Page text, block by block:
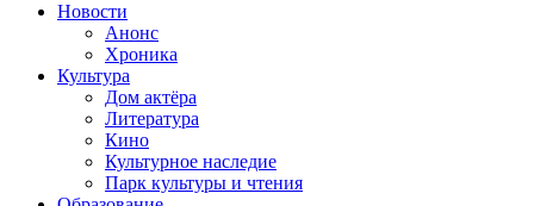
Новости
Анонс
Хроника
Культура
Дом актёра
Литература
Кино
Культурное наследие
Парк культуры и чтения